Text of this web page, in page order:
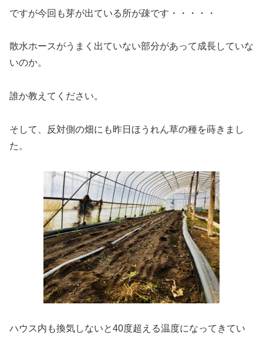
ですが今回も芽が出ている所が疎です・・・・・
散水ホースがうまく出ていない部分があって成長していな
いのか。
誰か教えてください。
そして、反対側の畑にも昨日ほうれん草の種を蒔きまし
た。
ハウス内も換気しないと40度超える温度になってきてい